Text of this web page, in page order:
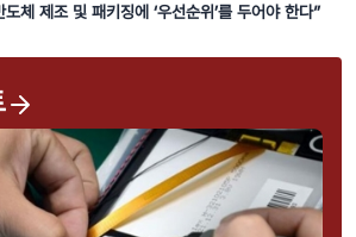
체 제조 및 패키징에 ‘우선순위’를 두어야 한다”